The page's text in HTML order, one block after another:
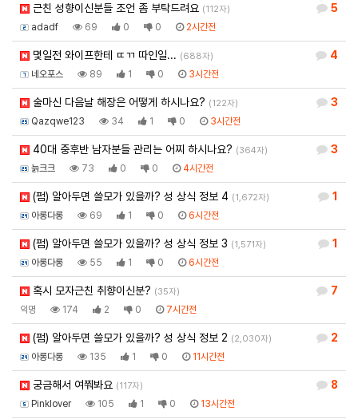
5
근친 성향이신분들 조언 좀 부탁드려요 (112자)
adadf 69 0 0 2시간전
4
몇일전 와이프한테 ㄸㄲ 따인일... (688자)
네오포스 89 1 0 3시간전
3
술마신 다음날 해장은 어떻게 하시나요? (122자)
Qazqwe123 34 1 0 3시간전
3
40대 중후반 남자분들 관리는 어찌 하시나요? (364자)
늙크크 73 0 0 4시간전
1
(펌) 알아두면 쓸모가 있을까? 성 상식 정보 4 (1,672자)
아롱다롱 69 1 0 6시간전
1
(펌) 알아두면 쓸모가 있을까? 성 상식 정보 3 (1,571자)
아롱다롱 55 1 0 6시간전
7
혹시 모자근친 취향이신분? (35자)
익명 174 2 0 7시간전
2
(펌) 알아두면 쓸모가 있을까? 성 상식 정보 2 (2,030자)
아롱다롱 135 1 0 11시간전
8
궁금해서 여쭤봐요 (117자)
Pinklover 105 1 0 13시간전